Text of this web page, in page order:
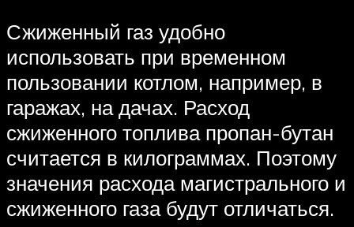
Сжиженный газ удобно
использовать при временном
пользовании котлом, например, в
гаражах, на дачах. Расход
сжиженного топлива пропан-бутан
считается в килограммах. Поэтому
значения расхода магистрального и
сжиженного газа будут отличаться.